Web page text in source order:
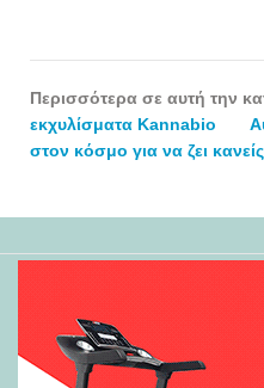
Περισσότερα σε αυτή την
εκχυλίσματα Kannabio
στον κόσμο για να ζει